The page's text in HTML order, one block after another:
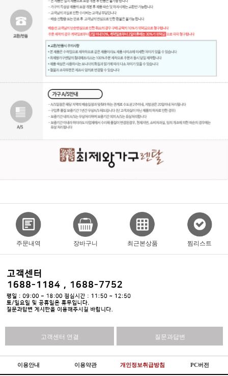
주문내역 장바구니 최근본상품 찜리스트
고객센터 연결 질문과답변
이용안내 이용약관 개인정보취급방침 PC버전